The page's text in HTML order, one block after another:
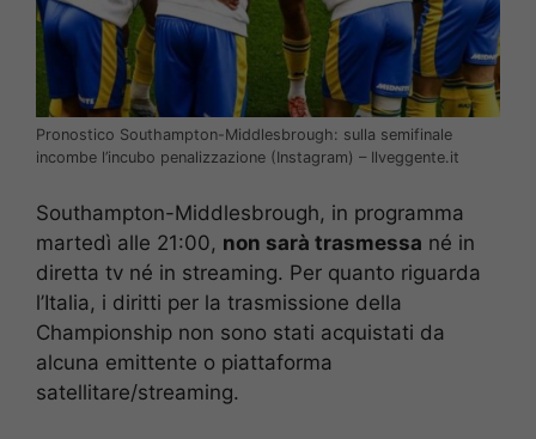
Pronostico Southampton-Middlesbrough: sulla semifinale
incombe l’incubo penalizzazione (Instagram) – Ilveggente.it
Southampton-Middlesbrough, in programma
martedì alle 21:00, non sarà trasmessa né in
diretta tv né in streaming. Per quanto riguarda
l’Italia, i diritti per la trasmissione della
Championship non sono stati acquistati da
alcuna emittente o piattaforma
satellitare/streaming.